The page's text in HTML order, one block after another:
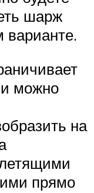
шарж
варианте.
можно
на
прямо